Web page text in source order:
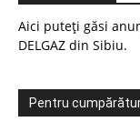
Aici puteți găsi
DELGAZ din Sibiu.
Pentru